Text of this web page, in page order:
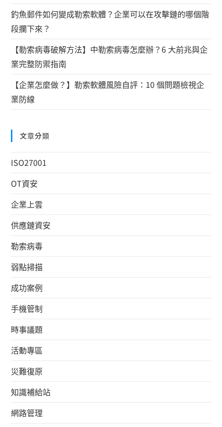
釣魚郵件如何變成勒索軟體？企業可以在攻擊鏈的哪個階
段攔下來？
【勒索病毒破解方法】中勒索病毒怎麼辦？6 大前兆與企
業完整防禦指南
【企業怎麼做？】勒索軟體風險自評：10 個問題檢視企
業防線
文章分類
ISO27001
OT資安
企業上雲
供應鏈資安
勒索病毒
弱點掃描
成功案例
手機管制
時事議題
活動專區
災難復原
知識補給站
網路管理